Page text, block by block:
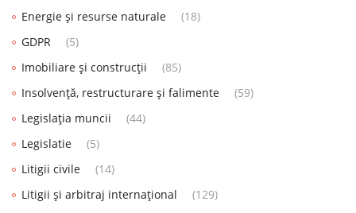
Energie și resurse naturale
(18)
GDPR
(5)
Imobiliare și construcții
(85)
Insolvență, restructurare și falimente
(59)
Legislația muncii
(44)
Legislatie
(5)
Litigii civile
(14)
Litigii și arbitraj internațional
(129)